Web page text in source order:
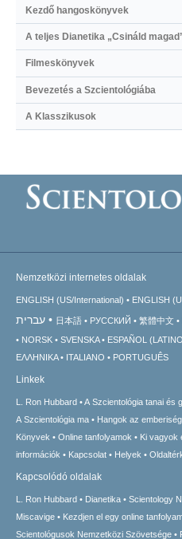
Kezdő hangoskönyvek
A teljes Dianetika „Csináld
Filmeskönyvek
Bevezetés a Szcientológiába
A Klasszikusok
Nemzetközi internetes oldalak
ENGLISH (US/International) ENGLISH
עברית 日本語 РУССКИЙ 繁體中文
NORSK
SVENSKA ESPAÑOL
ΕΛΛΗΝΙΚA
ITALIANO PORTUGUÊS
Linkek
L. Ron Hubbard A Szcientológia tanai és
A Szcientológia ma
Hangok az
Könyvek
Online tanfolyamok Ki vagyok
információk
Kapcsolat Helyek
Kapcsolódó oldalak
L. Ron Hubbard Dianetika Scientology
Miscavige
Kezdjen el egy online
Scientológusok Nemzetközi Szövetsége